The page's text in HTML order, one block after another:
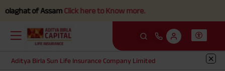
of AssamClick here to Know more.
Aditya Birla Sun Life Insurance Company Limited